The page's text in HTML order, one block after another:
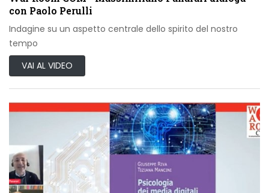
con Paolo Perulli
Indagine su un aspetto centrale dello spirito del nostro
tempo
VAI AL VIDEO